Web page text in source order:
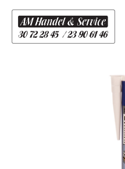
indholdet